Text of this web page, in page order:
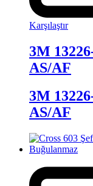
Karşılaştır
3M
AS/AF
3M
AS/AF